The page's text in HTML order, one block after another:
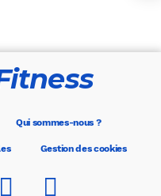
Qui sommes-nous ?
Gestion des cookies